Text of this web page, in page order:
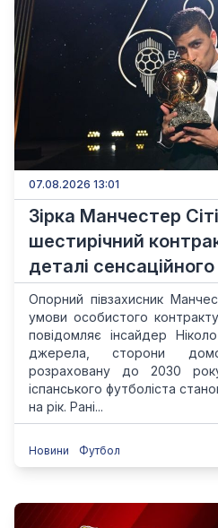
07.08.2026 13:01
Зірка Манчестер
шестирічний
деталі
Опорний півзахисник
умови особистого
повідомляє інсайдер
джерела, сторони
розраховану до 2030
іспанського футболіста
на рік. Рані...
Новини Футбол